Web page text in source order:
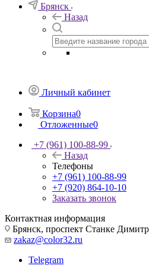
Брянск
Назад
Личный кабинет
Корзина0
Отложенные0
+7 (961) 100-88-99
Назад
Телефоны
+7 (961) 100-88-99
+7 (920) 864-10-10
Заказать звонок
Контактная информация
Брянск, проспект Станке
zakaz@color32.ru
Telegram